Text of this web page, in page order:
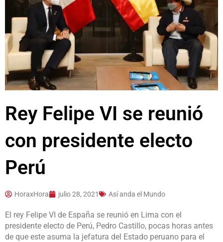
Rey Felipe VI se reunió
con presidente electo
Perú
HoraxHora julio 28, 2021 Así anda el Mundo
El rey Felipe VI de España se reunió en Lima con el
presidente electo de Perú, Pedro Castillo, pocas horas antes
de que este asuma la jefatura del Estado peruano para el